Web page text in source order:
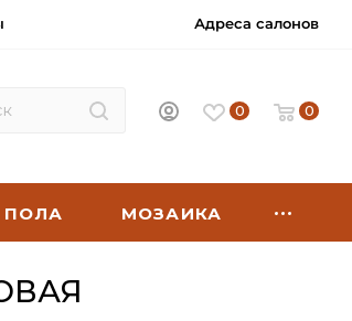
Адреса салонов
0 0
ПОЛА МОЗАИКА